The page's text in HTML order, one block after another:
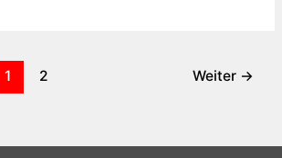
1 2 Weiter →